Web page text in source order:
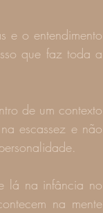
e o entendimento
que faz toda a
de um contexto
escassez e não
lá na infância no
na mente